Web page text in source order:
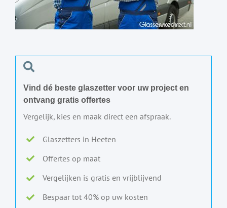
Vind dé beste glaszetter voor uw project en
ontvang gratis offertes
Vergelijk, kies en maak direct een afspraak.
Glaszetters in Heeten
Offertes op maat
Vergelijken is gratis en vrijblijvend
Bespaar tot 40% op uw kosten